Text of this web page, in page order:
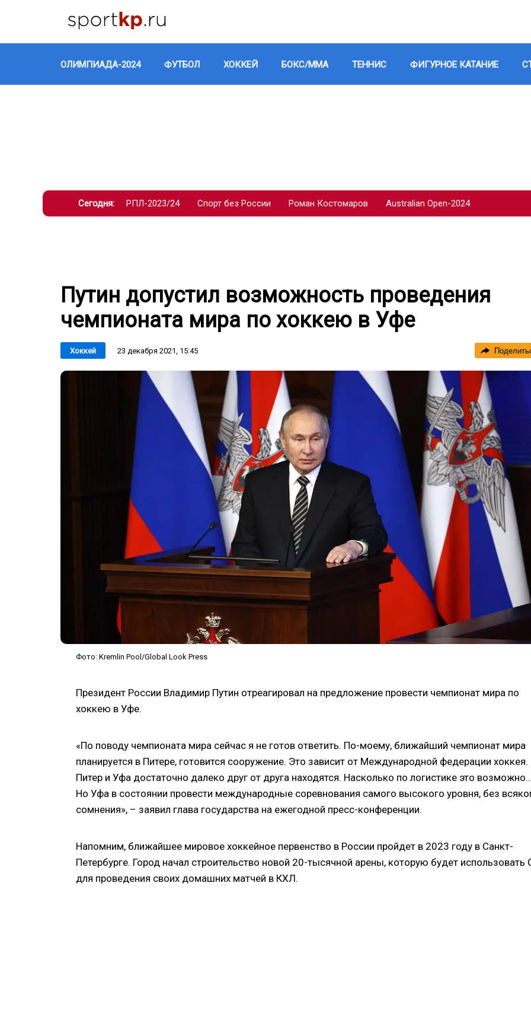
ОЛИМПИАДА-2024 ФУТБОЛ ХОККЕЙ БОКС/ММА ТЕННИС ФИГУРНОЕ КАТАНИЕ
Сегодня: РПЛ-2023/24 Спорт без России Роман Костомаров Australian Open-2024
Путин допустил возможность проведения
чемпионата мира по хоккею в Уфе
Хоккей 23 декабря 2021, 15:45
Фото: Kremlin Pool/Global Look Press
Президент России Владимир Путин отреагировал на предложение провести чемпионат мира по
хоккею в Уфе.
«По поводу чемпионата мира сейчас я не готов ответить. По-моему, ближайший чемпионат мира
планируется в Питере, готовится сооружение. Это зависит от Международной федерации хоккея.
Питер и Уфа достаточно далеко друг от друга находятся. Насколько по логистике это
Но Уфа в состоянии провести международные соревнования самого высокого уровня, без
сомнения», – заявил глава государства на ежегодной пресс-конференции.
Напомним, ближайшее мировое хоккейное первенство в России пройдет в 2023 году в Санкт-
Петербурге. Город начал строительство новой 20-тысячной арены, которую будет использовать
для проведения своих домашних матчей в КХЛ.